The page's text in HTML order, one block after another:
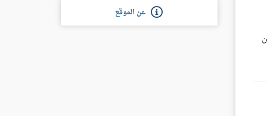
شرح رياض الصالحين (123 من
عن الموقع